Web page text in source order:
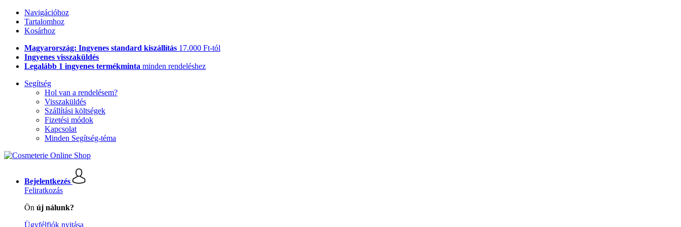
Navigációhoz
Tartalomhoz
Kosárhoz
Magyarország: Ingyenes standard kiszállítás 17.000 Ft-tól
Ingyenes visszaküldés
Legalább 1 ingyenes termékminta minden rendeléshez
Segítség
Hol van a rendelésem?
Visszaküldés
Szállítási költségek
Fizetési módok
Kapcsolat
Minden Segítség-téma
Bejelentkezés
Feliratkozás
Ön új nálunk?
Ügyfélfiók nyitása